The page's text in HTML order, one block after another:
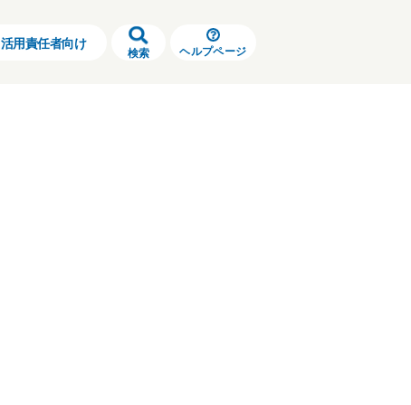
活用責任者向け
検索 ヘルプページ